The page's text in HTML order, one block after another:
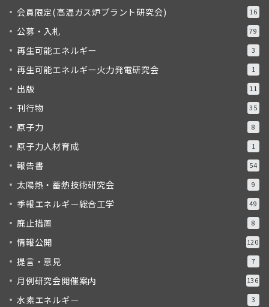
会員限定(高温ガス炉プラント研究会) 16
公募・入札 79
再生可能エネルギー 3
再生可能エネルギー火力発電研究会 1
出版 11
刊行物 35
原子力 8
原子力人材育成 1
報告書 54
太陽熱・蓄熱技術研究会 9
季報エネルギー総合工学 49
廃止措置 8
情報公開 120
提言・意見 7
月例研究会開催案内 136
水素エネルギー 3